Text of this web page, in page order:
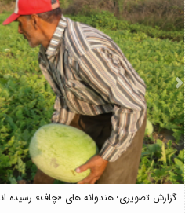
گزارش تصویری؛ هندوانه های «چاف» رسیده
Next